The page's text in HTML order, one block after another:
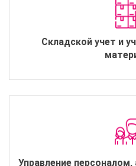
Складской учет и
Управление